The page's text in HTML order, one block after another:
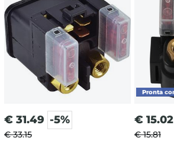
€ 31.49 -5%
€ 33.15
€ 15.02
€ 15.81